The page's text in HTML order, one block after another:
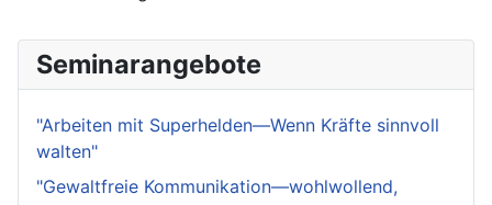
Seminarangebote
"Arbeiten mit Superhelden—Wenn Kräfte sinnvoll
walten"
"Gewaltfreie Kommunikation—wohlwollend,